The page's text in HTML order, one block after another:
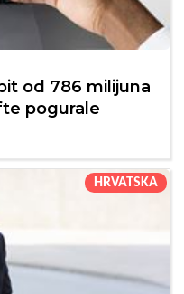
od 786 milijuna
pogurale
HRVATSKA